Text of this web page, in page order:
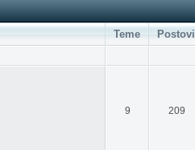
Teme Postovi
9 209